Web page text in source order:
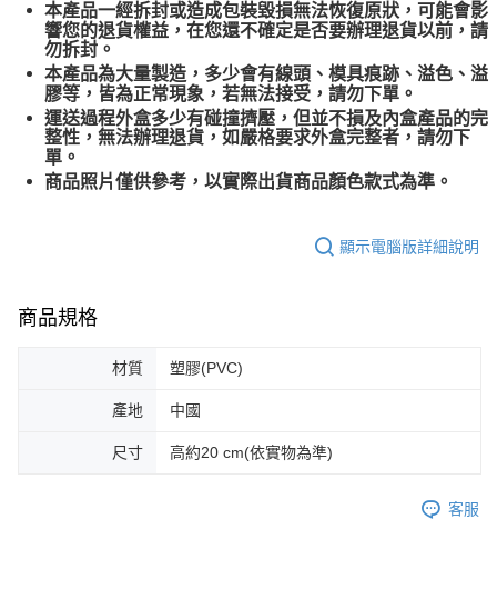
本產品一經拆封或造成包裝毀損無法恢復原狀，可能會影
響您的退貨權益，在您還不確定是否要辦理退貨以前，請
勿拆封。
本產品為大量製造，多少會有線頭、模具痕跡、溢色、溢
膠等，皆為正常現象，若無法接受，請勿下單。
運送過程外盒多少有碰撞擠壓，但並不損及內盒產品的完
整性，無法辦理退貨，如嚴格要求外盒完整者，請勿下
單。
商品照片僅供參考，以實際出貨商品顏色款式為準。
顯示電腦版詳細說明
商品規格
材質 塑膠(PVC)
產地 中國
尺寸 高約20 cm(依實物為準)
客服